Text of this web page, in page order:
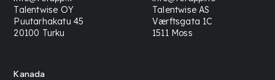
Talentwise OY
Puutarhakatu 45
20100 Turku
Talentwise AS
Værftsgata 1C
1511 Moss
Kanada